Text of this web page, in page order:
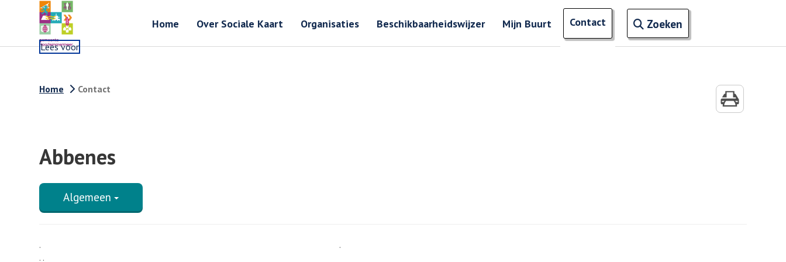
Home Over Sociale Kaart Organisaties Beschikbaarheidswijzer Mijn Buurt Contact ZoekenOpen zoekveld
Lees voor
Zoeken naar ingevoerde termen
Home Contact
Abbenes
Algemeen
.
. .
.